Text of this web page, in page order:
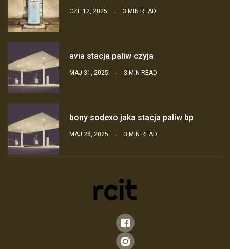
CZE 12, 2025 3 MIN READ
avia stacja paliw czyja
MAJ 31, 2025 3 MIN READ
bony sodexo jaka stacja paliw bp
MAJ 28, 2025 3 MIN READ